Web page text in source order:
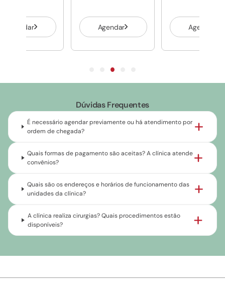
Agendar Agendar Agendar
Dúvidas Frequentes
É necessário agendar previamente ou há atendimento por
ordem de chegada?
Quais formas de pagamento são aceitas? A clínica atende
convênios?
Quais são os endereços e horários de funcionamento das
unidades da clínica?
A clínica realiza cirurgias? Quais procedimentos estão
disponíveis?